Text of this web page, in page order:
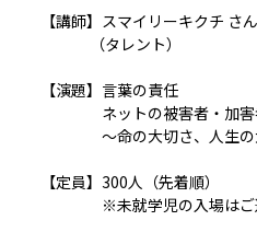
【講師】スマイリーキクチ さん
（タレント）
【演題】言葉の責任
ネットの被害者・加害者
～命の大切さ、人生の大
【定員】300人（先着順）
※未就学児の入場はご遠